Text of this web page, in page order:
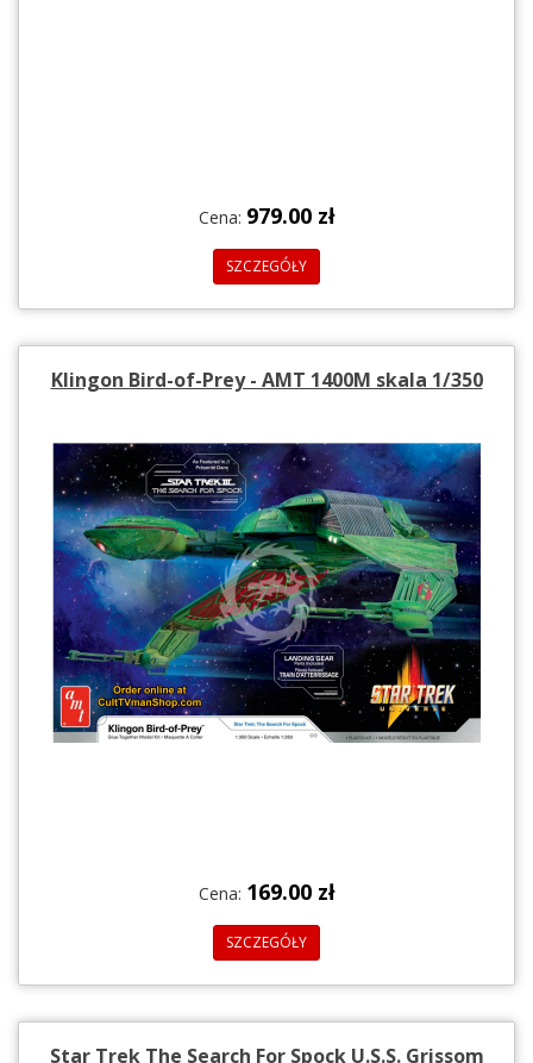
Cena: 979.00 zł
SZCZEGÓŁY
Klingon Bird-of-Prey - AMT 1400M skala 1/350
Cena: 169.00 zł
SZCZEGÓŁY
Star Trek The Search For Spock U.S.S. Grissom